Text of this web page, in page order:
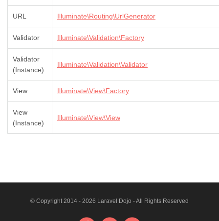
URL Illuminate\Routing\UrlGenerator
Validator Illuminate\Validation\Factory
Validator
(Instance)
Illuminate\Validation\Validator
View Illuminate\View\Factory
View
(Instance)
Illuminate\View\View
© Copyright 2014 - 2026 Laravel Dojo - All Rights Reserved